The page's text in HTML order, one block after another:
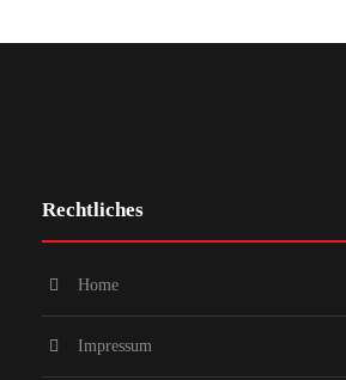
Rechtliches
Home
Impressum